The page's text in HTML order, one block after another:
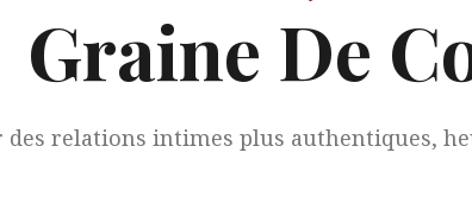
Graine De
des relations intimes plus authentiques,